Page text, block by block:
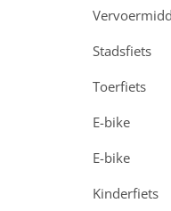
Stadsfiets
Toerfiets
E-bike
E-bike
Kinderfiets